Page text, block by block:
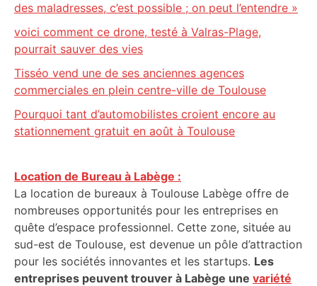
des maladresses, c’est possible ; on peut l’entendre »
voici comment ce drone, testé à Valras-Plage,
pourrait sauver des vies
Tisséo vend une de ses anciennes agences
commerciales en plein centre-ville de Toulouse
Pourquoi tant d’automobilistes croient encore au
stationnement gratuit en août à Toulouse
Location de Bureau à Labège :
La location de bureaux à Toulouse Labège offre de
nombreuses opportunités pour les entreprises en
quête d’espace professionnel. Cette zone, située au
sud-est de Toulouse, est devenue un pôle d’attraction
pour les sociétés innovantes et les startups. Les
entreprises peuvent trouver à Labège une variété